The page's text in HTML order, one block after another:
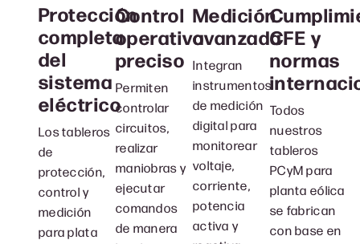
Protección
completa
del
sistema
eléctrico
Los tableros
de
protección,
control y
medición
para plata
Control
operativo
preciso
Permiten
controlar
circuitos,
realizar
maniobras y
ejecutar
comandos
de manera
Medición
avanzada
Integran
instrumentos
de medición
digital para
monitorear
voltaje,
corriente,
potencia
activa y
CFE y
normas
Todos
nuestros
tableros
PCyM para
planta eólica
se fabrican
con base en